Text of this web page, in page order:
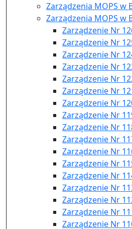
Zarządzenia MOPS w
Zarządzenia MOPS w
Zarządzenie Nr
Zarządzenie Nr
Zarządzenie Nr
Zarządzenie Nr
Zarządzenie Nr
Zarządzenie Nr
Zarządzenie Nr
Zarządzenie Nr
Zarządzenie Nr
Zarządzenie Nr
Zarządzenie Nr
Zarządzenie Nr
Zarządzenie Nr
Zarządzenie Nr
Zarządzenie Nr
Zarządzenie Nr
Zarządzenie Nr